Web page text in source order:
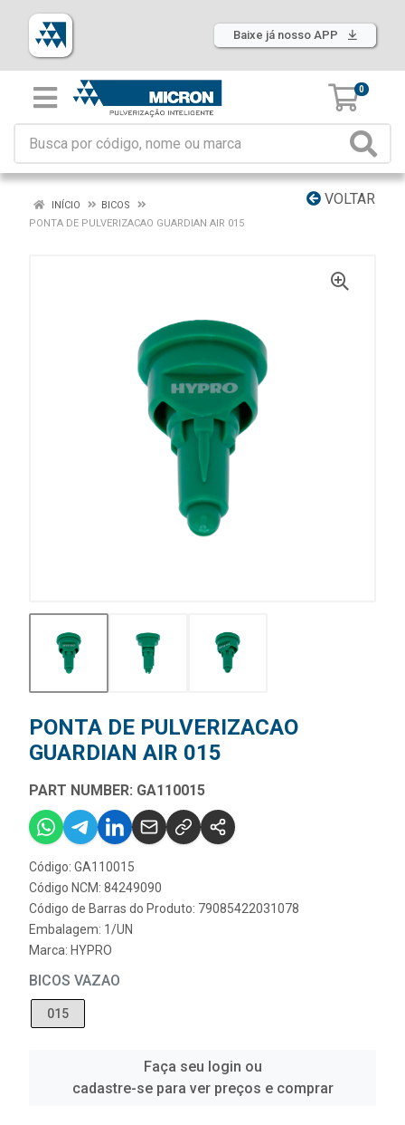
Baixe já nosso APP
0
VOLTAR
INÍCIO
BICOS
PONTA DE PULVERIZACAO GUARDIAN AIR 015
PONTA DE PULVERIZACAO
GUARDIAN AIR 015
PART NUMBER: GA110015
Código: GA110015
Código NCM: 84249090
Código de Barras do Produto: 79085422031078
Embalagem: 1/UN
Marca: HYPRO
BICOS VAZAO
015
Faça seu login ou
cadastre-se para ver preços e comprar